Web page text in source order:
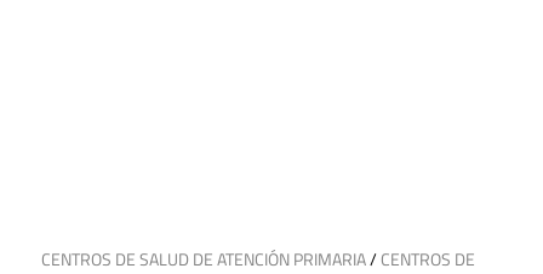
9 de julio de 2025
CENTROS DE SALUD DE ATENCIÓN PRIMARIA/CENTROS DE